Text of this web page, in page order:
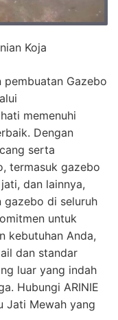
Koja
pembuatan Gazebo
memenuhi
Dengan
serta
termasuk gazebo
dan lainnya,
gazebo di seluruh
untuk
kebutuhan Anda,
dan standar
luar yang indah
Hubungi ARINIE
Jati Mewah yang